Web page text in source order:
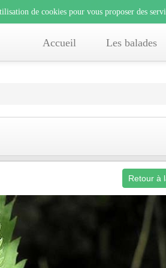
de cookies pour vous proposer des
Accueil Les balades
de cookies pour vous proposer des
pour vous proposer des
Retour à